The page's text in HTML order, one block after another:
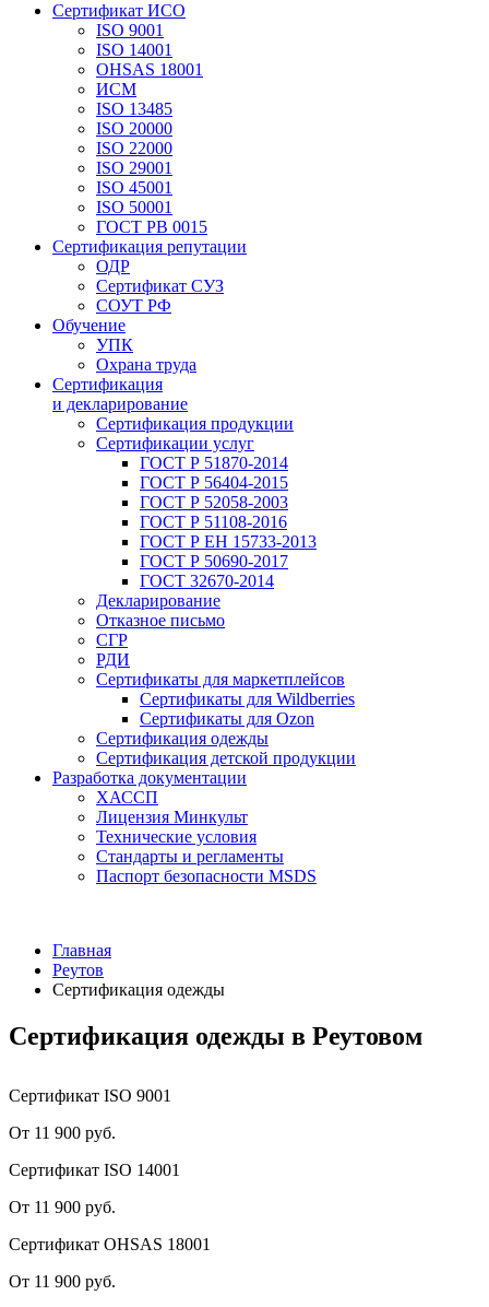
Сертификат ИСО
ISO 9001
ISO 14001
OHSAS 18001
ИСМ
ISO 13485
ISO 20000
ISO 22000
ISO 29001
ISO 45001
ISO 50001
ГОСТ РВ 0015
Сертификация репутации
ОДР
Сертификат СУЗ
СОУТ РФ
Обучение
УПК
Охрана труда
Сертификация
и декларирование
Сертификация продукции
Сертификации услуг
ГОСТ Р 51870-2014
ГОСТ Р 56404-2015
ГОСТ Р 52058-2003
ГОСТ Р 51108-2016
ГОСТ Р ЕН 15733-2013
ГОСТ Р 50690-2017
ГОСТ 32670-2014
Декларирование
Отказное письмо
СГР
РДИ
Сертификаты для маркетплейсов
Сертификаты для Wildberries
Сертификаты для Ozon
Сертификация одежды
Сертификация детской продукции
Разработка документации
ХАССП
Лицензия Минкульт
Технические условия
Стандарты и регламенты
Паспорт безопасности MSDS
Главная
Реутов
Сертификация одежды
Сертификация одежды в Реутовом
Сертификат ISO 9001
От 11 900 руб.
Сертификат ISO 14001
От 11 900 руб.
Сертификат OHSAS 18001
От 11 900 руб.